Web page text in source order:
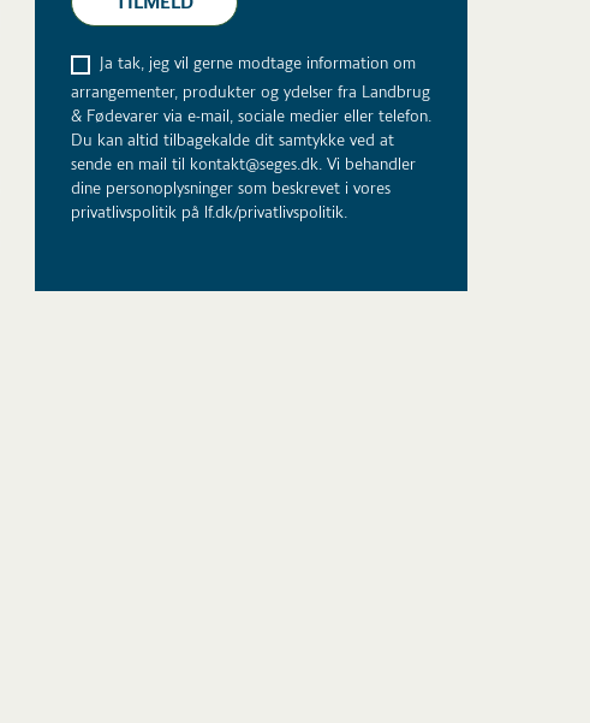
Ja tak, jeg vil gerne modtage information om
arrangementer, produkter og ydelser fra Landbrug
& Fødevarer via e-mail, sociale medier eller telefon.
Du kan altid tilbagekalde dit samtykke ved at
sende en mail til kontakt@seges.dk. Vi behandler
dine personoplysninger som beskrevet i vores
privatlivspolitik på lf.dk/privatlivspolitik.